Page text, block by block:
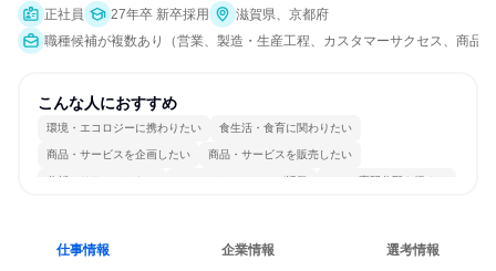
正社員
27年卒 新卒採用
滋賀県、京都府
職種候補が複数あり（営業、製造・生産工程、カスタマーサクセス、商品
こんな人におすすめ
環境・エコロジーに携わりたい 食生活・食育に関わりたい
商品・サービスを企画したい 商品・サービスを販売したい
分析・リサーチしたい コミュニケーションが活発 一つの専門分野を極める
仕事情報 企業情報 選考情報